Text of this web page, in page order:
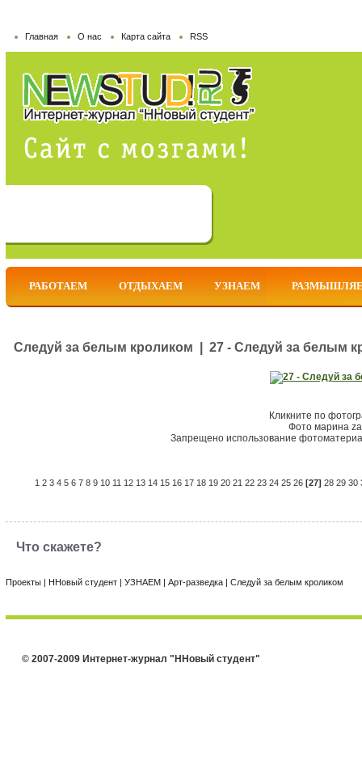
Главная О нас Карта сайта RSS
РАБОТАЕМ ОТДЫХАЕМ УЗНАЕМ
Следуй за белым кроликом | 27 - Следуй за белым
Кликните по
Фото марина
Запрещено использование
1 2 3 4 5 6 7 8 9 10 11 12 13 14 15 16 17 18 19 20 21 22 23 24 25 26 [27] 28 29 30
Что скажете?
Проекты | ННовый студент | УЗНАЕМ | Арт-разведка | Следуй за белым кроликом
© 2007-2009 Интернет-журнал "ННовый студент"